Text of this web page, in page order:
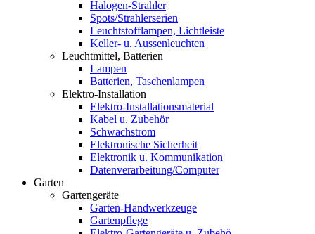
Halogen-Strahler
Spots/Strahlerserien
Leuchtstofflampen, Lichtleiste
Keller- u. Aussenleuchten
Leuchtmittel, Batterien
Lampen
Batterien, Taschenlampen
Elektro-Installation
Elektro-Installationsmaterial
Kabel u. Zubehör
Schwachstrom
Elektronische Sicherheit
Elektronik u. Kommunikation
Datenverarbeitung/Computer
Garten
Gartengeräte
Garten-Handwerkzeuge
Gartenpflege